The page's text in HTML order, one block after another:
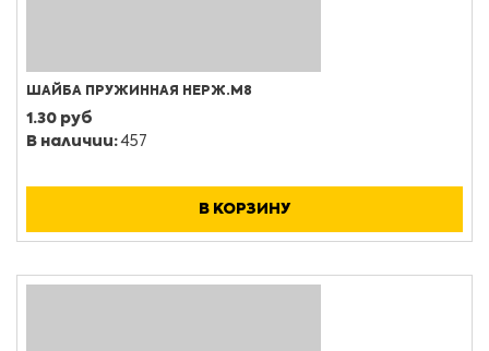
ШАЙБА ПРУЖИННАЯ НЕРЖ.М8
1.30 руб
В наличии:457
В КОРЗИНУ